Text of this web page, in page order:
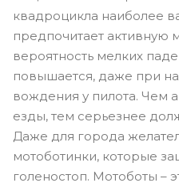
квадроцикла наиболее
предпочитает активную
вероятность мелких
повышается, даже при
вождения у пилота. Чем
езды, тем серьезнее
Даже для города
мотоботинки, которые
голеностоп. Мотоботы –